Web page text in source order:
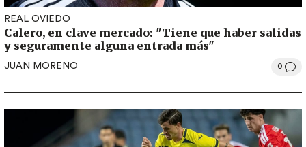
REAL OVIEDO
Calero, en clave mercado: "Tiene que haber salidas
y seguramente alguna entrada más"
JUAN MORENO 0